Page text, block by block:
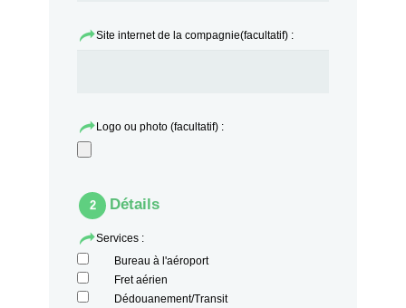
Site internet de la compagnie(facultatif) :
Logo ou photo (facultatif) :
2 Détails
Services :
Bureau à l'aéroport
Fret aérien
Dédouanement/Transit